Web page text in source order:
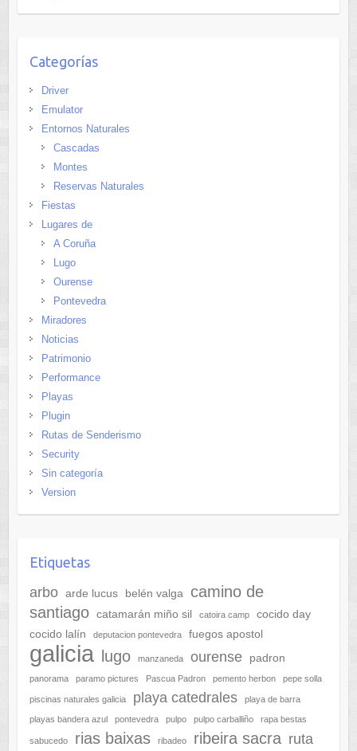
Categorías
Driver
Emulator
Entornos Naturales
Cascadas
Montes
Reservas Naturales
Fiestas
Lugares de
A Coruña
Lugo
Ourense
Pontevedra
Miradores
Noticias
Patrimonio
Performance
Playas
Plugin
Rutas de Senderismo
Security
Sin categoría
Version
Etiquetas
arbo arde lucus belén valga
camino de
santiago catamarán miño sil catoira camp
cocido day
cocido lalín
deputacion pontevedra fuegos apostol
galicia lugo manzaneda ourense padron
panorama paramo pictures Pascua Padron pemento herbon pepe solla
piscinas naturales galicia playa catedrales playa de barra
playas bandera azul pontevedra pulpo pulpo carballiño rapa bestas
sabucedo rias baixas ribadeo ribeira sacra ruta